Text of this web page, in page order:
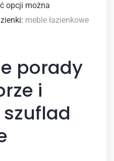
opcji można
meble łazienkowe
porady
i